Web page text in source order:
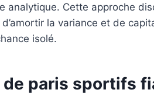
analytique. Cette approche
la variance et de
isolé.
paris sportifs